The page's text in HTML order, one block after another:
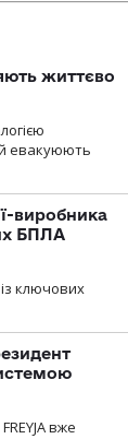
життєво
й евакуюють
виробника
БПЛА
ключових
вже